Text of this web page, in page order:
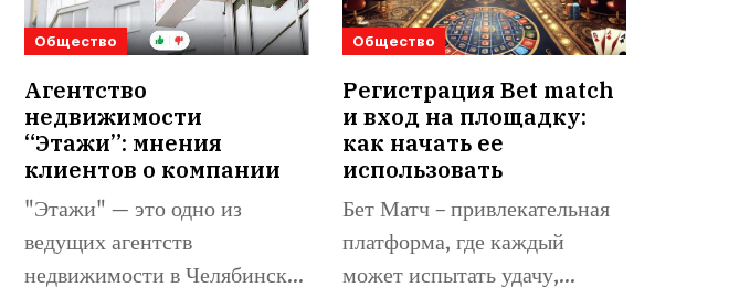
Общество
Агентство
недвижимости
“Этажи”: мнения
клиентов о компании
"Этажи" — это одно из
ведущих агентств
недвижимости в Челябинске,
Общество
Регистрация Bet match
и вход на площадку:
как начать ее
использовать
Бет Матч – привлекательная
платформа, где каждый
может испытать удачу,